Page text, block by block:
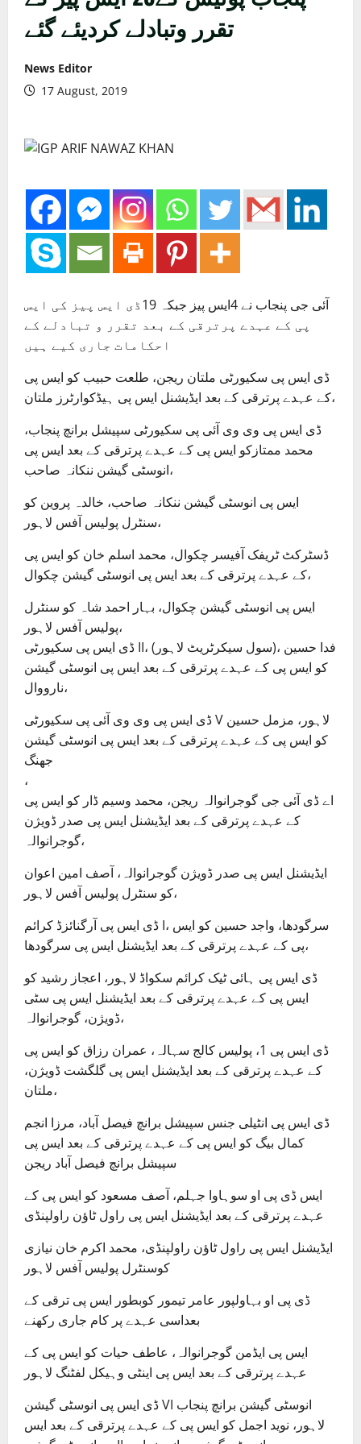
تقرر وتبادلے کردیئے گئے
News Editor
17 August, 2019
آئی جی پنجاب نے 4ایس پیز جبکہ 19ڈی ایس پیز کی ایس
پی کے عہدے پرترقی کے بعد تقرر و تبادلے کے
احکامات جاری کیے ہیں
ڈی ایس پی سکیورٹی ملتان ریجن، طلعت حبیب کو ایس پی
کے عہدے پرترقی کے بعد ایڈیشنل ایس پی ہیڈکوارٹرز ملتان،
ڈی ایس پی وی وی آئی پی سکیورٹی سپیشل برانچ پنجاب،
محمد ممتازکو ایس پی کے عہدے پرترقی کے بعد ایس پی
انوسٹی گیشن ننکانہ صاحب،
ایس پی انوسٹی گیشن ننکانہ صاحب، خالدہ پروین کو
سنٹرل پولیس آفس لاہور،
ڈسٹرکٹ ٹریفک آفیسر چکوال، محمد اسلم خان کو ایس پی
کے عہدے پرترقی کے بعد ایس پی انوسٹی گیشن چکوال،
ایس پی انوسٹی گیشن چکوال، بہار احمد شاہ کو سنٹرل
پولیس آفس لاہور،
ڈی ایس پی سکیورٹی II، (سول سیکرٹریٹ لاہور)، فدا حسین
کو ایس پی کے عہدے پرترقی کے بعد ایس پی انوسٹی گیشن
نارووال،
ڈی ایس پی وی وی آئی پی سکیورٹی V لاہور، مزمل حسین
کو ایس پی کے عہدے پرترقی کے بعد ایس پی انوسٹی گیشن
جھنگ
،
اے ڈی آئی جی گوجرانوالہ ریجن، محمد وسیم ڈار کو ایس پی
کے عہدے پرترقی کے بعد ایڈیشنل ایس پی صدر ڈویژن
گوجرانوالہ،
ایڈیشنل ایس پی صدر ڈویژن گوجرانوالہ، آصف امین اعوان
کو سنٹرل پولیس آفس لاہور،
ڈی ایس پی آرگنائزڈ کرائم I، سرگودھا، واجد حسین کو ایس
پی کے عہدے پرترقی کے بعد ایڈیشنل ایس پی سرگودھا،
ڈی ایس پی ہائی ٹیک کرائم سکواڈ لاہور، اعجاز رشید کو
ایس پی کے عہدے پرترقی کے بعد ایڈیشنل ایس پی سٹی
ڈویژن، گوجرانوالہ،
ڈی ایس پی 1، پولیس کالج سہالہ، عمران رزاق کو ایس پی
کے عہدے پرترقی کے بعد ایڈیشنل ایس پی گلگشت ڈویژن،
ملتان،
ڈی ایس پی انٹیلی جنس سپیشل برانچ فیصل آباد، مرزا انجم
کمال بیگ کو ایس پی کے عہدے پرترقی کے بعد ایس پی
سپیشل برانچ فیصل آباد ریجن
ایس ڈی پی او سوہاوا جہلم، آصف مسعود کو ایس پی کے
عہدے پرترقی کے بعد ایڈیشنل ایس پی راول ٹاؤن راولپنڈی
ایڈیشنل ایس پی راول ٹاؤن راولپنڈی، محمد اکرم خان نیازی
کوسنٹرل پولیس آفس لاہور
ڈی پی او بہاولپور عامر تیمور کوبطور ایس پی ترقی کے
بعداسی عہدے پر کام جاری رکھنے
ایس پی ایڈمن گوجرانوالہ، عاطف حیات کو ایس پی کے
عہدے پرترقی کے بعد ایس پی اینٹی وہیکل لفٹنگ لاہور
ڈی ایس پی انوسٹی گیشن VI انوسٹی گیشن برانچ پنجاب
لاہور، نوید اجمل کو ایس پی کے عہدے پرترقی کے بعد ایس